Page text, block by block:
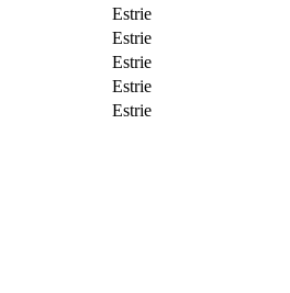
Estrie
Estrie
Estrie
Estrie
Estrie